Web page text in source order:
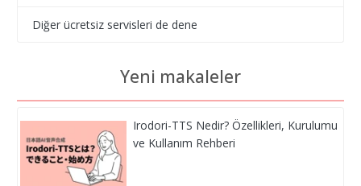
Diğer ücretsiz servisleri de dene
Yeni makaleler
Irodori-TTS Nedir? Özellikleri, Kurulumu
ve Kullanım Rehberi